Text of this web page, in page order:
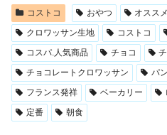
コストコ おやつ オススメ
クロワッサン生地
コストコ
コスパ.人気商品
チョコ
チョコレートクロワッサン
パン
フランス発祥
ベーカリー
定番
朝食